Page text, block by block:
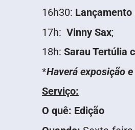
16h30: Lançamento
17h: Vinny Sax;
18h: Sarau Tertúlia
*Haverá exposição
Serviço:
O quê: Edição